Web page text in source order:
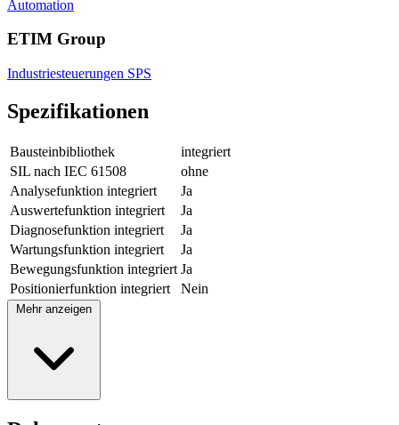
Automation
ETIM Group
Industriesteuerungen SPS
Spezifikationen
Bausteinbibliothek
integriert
SIL nach IEC 61508
ohne
Analysefunktion integriert
Ja
Auswertefunktion integriert
Ja
Diagnosefunktion integriert
Ja
Wartungsfunktion integriert
Ja
Bewegungsfunktion integriert Ja
Positionierfunktion integriert
Nein
Mehr anzeigen